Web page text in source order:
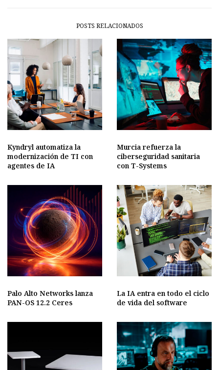
POSTS RELACIONADOS
Kyndryl automatiza la
modernización de TI con
agentes de IA
Murcia refuerza la
ciberseguridad sanitaria
con T-Systems
Palo Alto Networks lanza
PAN-OS 12.2 Ceres
La IA entra en todo el ciclo
de vida del software